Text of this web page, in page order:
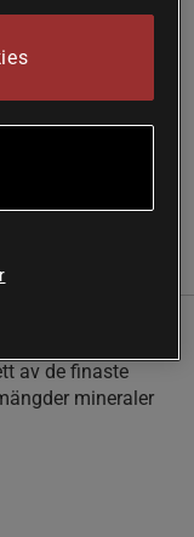
Selina Naturally.
& Ingredienser
av de finaste
mineraler